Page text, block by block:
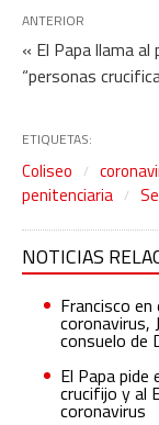
ANTERIOR
« El Papa llama
“personas
ETIQUETAS:
Coliseo
penitenciaria
NOTICIAS
Francisco
coronavirus,
consuelo de
El Papa pide
crucifijo y al
coronavirus